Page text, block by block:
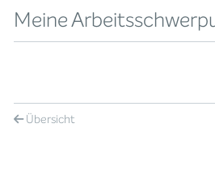
Meine
Übersicht